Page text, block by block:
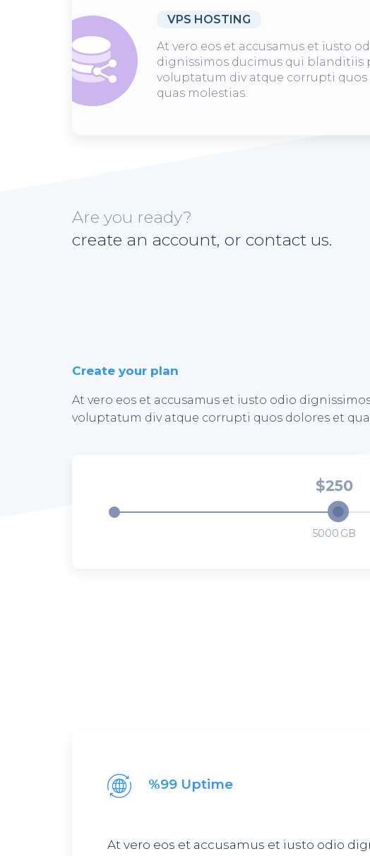
VPS HOSTING
At vero eos et accusamus et iusto
dignissimos ducimus qui blanditiis
voluptatum div atque corrupti quos
quas molestias.
Are you ready?
create an account, or contact us.
Create your plan
At vero eos et accusamus et iusto odio
voluptatum div atque corrupti quos dolores et
5000
250
%99 Uptime
At vero eos et accusamus et iusto odio